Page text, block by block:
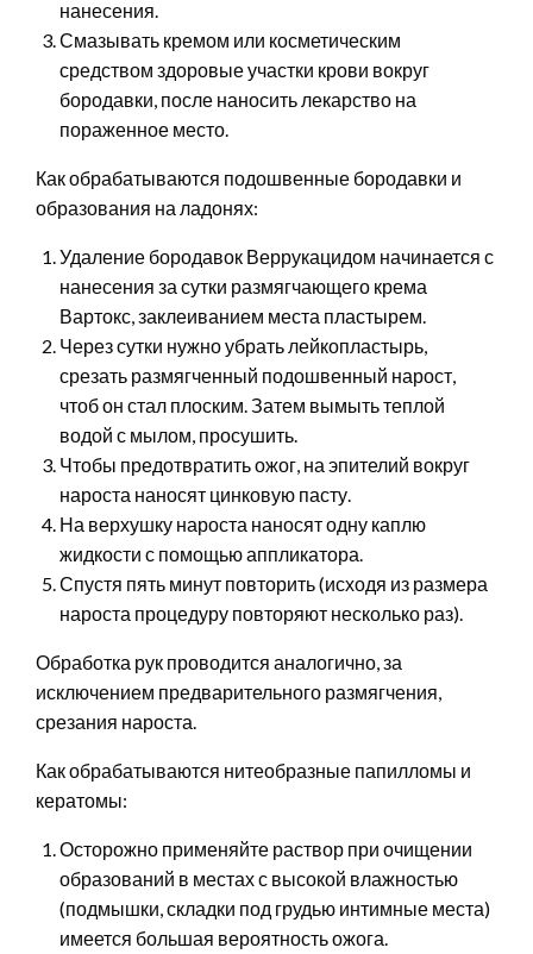
нанесения.
Смазывать кремом или косметическим
средством здоровые участки крови вокруг
бородавки, после наносить лекарство на
пораженное место.
Как обрабатываются подошвенные бородавки и
образования на ладонях:
Удаление бородавок Веррукацидом начинается с
нанесения за сутки размягчающего крема
Вартокс, заклеиванием места пластырем.
Через сутки нужно убрать лейкопластырь,
срезать размягченный подошвенный нарост,
чтоб он стал плоским. Затем вымыть теплой
водой с мылом, просушить.
Чтобы предотвратить ожог, на эпителий вокруг
нароста наносят цинковую пасту.
На верхушку нароста наносят одну каплю
жидкости с помощью аппликатора.
Спустя пять минут повторить (исходя из размера
нароста процедуру повторяют несколько раз).
Обработка рук проводится аналогично, за
исключением предварительного размягчения,
срезания нароста.
Как обрабатываются нитеобразные папилломы и
кератомы:
Осторожно применяйте раствор при очищении
образований в местах с высокой влажностью
(подмышки, складки под грудью интимные места)
имеется большая вероятность ожога.